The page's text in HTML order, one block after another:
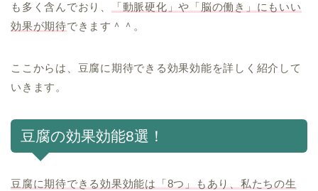
も多く含んでおり、
「動脈硬化」や「脳の働き」にもいい
効果が期待できます＾＾。
ここからは、豆腐に期待できる効果効能を詳しく紹介して
いきます。
豆腐の効果効能8選！
豆腐に期待できる効果効能は「8つ」もあり、私たちの生